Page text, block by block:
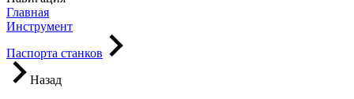
Главная
Инструмент
Паспорта станков
Назад